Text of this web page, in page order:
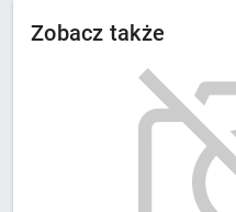
Zobacz także